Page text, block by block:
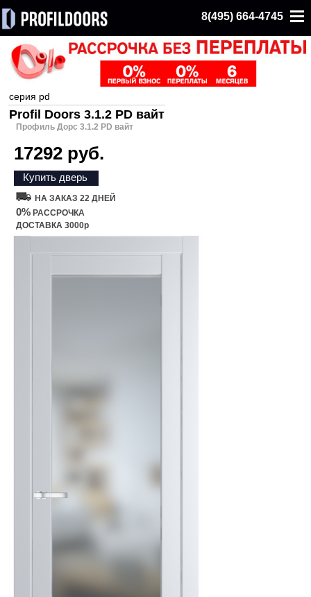
8(495) 664-4745
серия pd
Profil Doors 3.1.2 PD вайт
Профиль Дорс 3.1.2 PD вайт
17292 руб.
Купить дверь
НА ЗАКАЗ 22 ДНЕЙ
0% РАССРОЧКА
ДОСТАВКА 3000р